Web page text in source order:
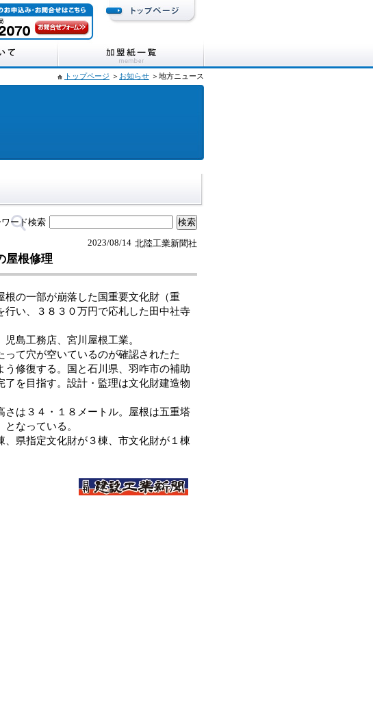
トップページ ＞ お知らせ ＞地方ニュース
ワード検索
北陸工業新聞社
2023/08/14
屋根修理
の一部が崩落した国重要文化財（重
い、３８３０万円で応札した田中社寺
島工務店、宮川屋根工業。
て穴が空いているのが確認されたた
修復する。国と石川県、羽咋市の補助
を目指す。設計・監理は文化財建造物
は３４・１８メートル。屋根は五重塔
なっている。
県指定文化財が３棟、市文化財が１棟